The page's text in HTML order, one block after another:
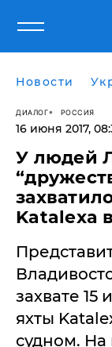
Новости
ДИАЛОГ РОССИЯ
16 июня 2017,
​У людей
Katalexa
захвате
яхты
судном. На